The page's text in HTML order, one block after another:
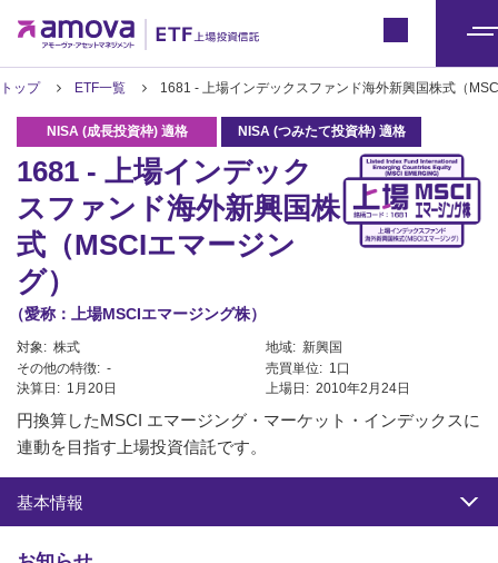
ETFトップ
ニ
トップ ETF一覧 1681 - 上場インデックスファンド海外新興国株式（
1681 - 上場インデック
スファンド海外新興国株
式（MSCIエマージン
グ）
（愛称：上場MSCIエマージング株）
対象: 株式 地域: 新興国
その他の特徴: - 売買単位: 1口
決算日: 1月20日 上場日: 2010年2月24日
円換算したMSCI エマージング・マーケット・インデックスに
連動を目指す上場投資信託です。
基本情報